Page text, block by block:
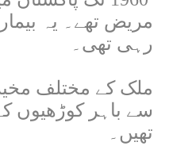
مریض تھے۔ یہ
رہی تھی۔
ملک کے مختلف
سے باہر کوڑھیوں
تھیں۔